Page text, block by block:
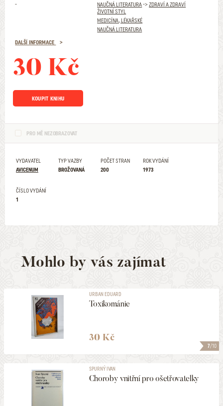
-
NAUČNÁ LITERATURA->ZDRAVÍ A ZDRAVÍ
ŽIVOTNÍ STYL
MEDICÍNA, LÉKAŘSKÉ
NAUČNÁ LITERATURA
DALŠÍ INFORMACE
30 Kč
KOUPIT KNIHU
PRO MĚ NEZOBRAZOVAT
VYDAVATEL
AVICENUM
TYP VAZBY
BROŽOVANÁ
POČET STRAN
200
ROK VYDÁNÍ
1973
ČÍSLO VYDÁNÍ
1
Mohlo by vás zajímat
7/10
URBAN EDUARD
Toxikománie
30 Kč
SPURNÝ IVAN
Choroby vnitřní pro ošetřovatelky